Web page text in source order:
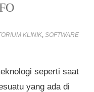
KLINIK, SOFTWARE
seperti saat
yang ada di